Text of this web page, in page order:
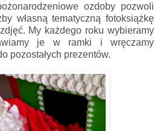
ozdoby pozwoli
własną tematyczną fotoksiążkę
My każdego roku wybieramy
je w ramki i wręczamy
pozostałych prezentów.